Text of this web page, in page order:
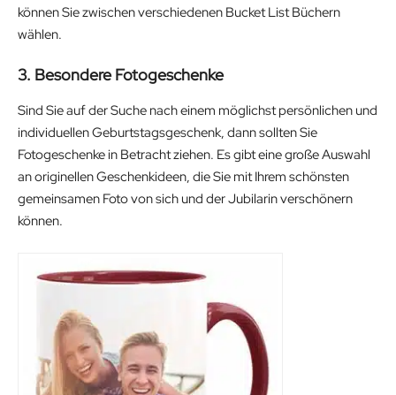
können Sie zwischen verschiedenen Bucket List Büchern
wählen.
3. Besondere Fotogeschenke
Sind Sie auf der Suche nach einem möglichst persönlichen und
individuellen Geburtstagsgeschenk, dann sollten Sie
Fotogeschenke in Betracht ziehen. Es gibt eine große Auswahl
an originellen Geschenkideen, die Sie mit Ihrem schönsten
gemeinsamen Foto von sich und der Jubilarin verschönern
können.